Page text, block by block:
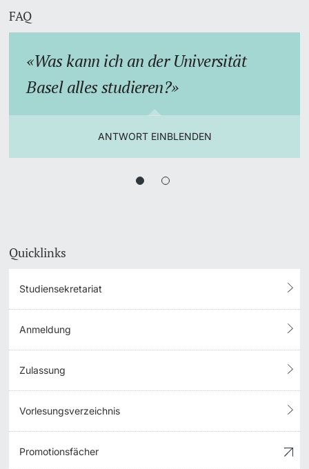
FAQ
Was kann ich an der Universität
Basel alles studieren?
ANTWORT EINBLENDEN
Quicklinks
Studiensekretariat
Anmeldung
Zulassung
Vorlesungsverzeichnis
Promotionsfächer